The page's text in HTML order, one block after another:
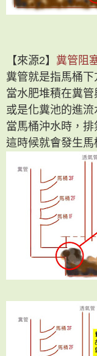
【來源2】 糞管阻
糞管就是指馬桶下
當水肥堆積在糞管
或是化糞池的進流
當馬桶沖水時，排
這時候就會發生馬